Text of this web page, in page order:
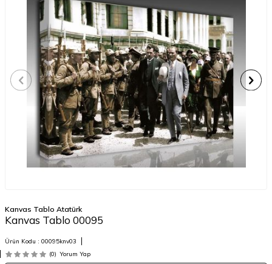
Kanvas Tablo Atatürk
Kanvas Tablo 00095
Ürün Kodu : 00095knv03
(0) Yorum Yap